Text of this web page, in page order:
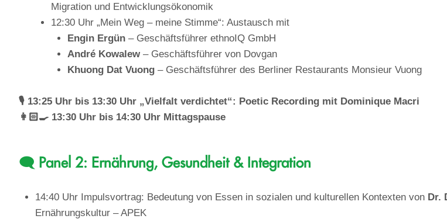
Migration und Entwicklungsökonomik
12:30 Uhr „Mein Weg – meine Stimme“: Austausch mit
Engin Ergün– Geschäftsführer ethnoIQ GmbH
André Kowalew– Geschäftsführer von Dovgan
Khuong Dat Vuong– Geschäftsführer des Berliner Restaurants Monsieur Vuong
🎙️ 13:25 Uhr bis 13:30 Uhr „Vielfalt verdichtet“: Poetic Recording mit Dominique Macri
👩🏻‍🍳 13:30 Uhr bis 14:30 Uhr Mittagspause
🗨️ Panel 2: Ernährung, Gesundheit & Integration
14:40 Uhr Impulsvortrag: Bedeutung von Essen in sozialen und kulturellen Kontexten von Dr.
Ernährungskultur – APEK